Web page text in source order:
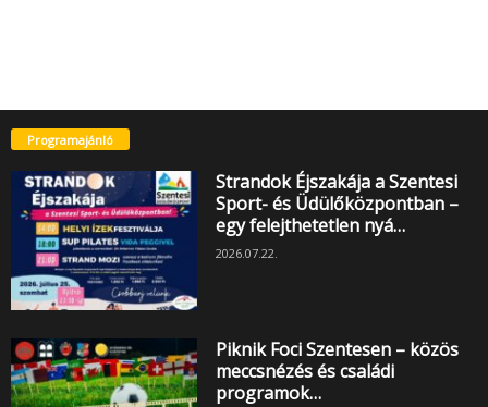
Programajánló
Strandok Éjszakája a Szentesi
Sport- és Üdülőközpontban –
egy felejthetetlen nyá…
2026.07.22.
Piknik Foci Szentesen – közös
meccsnézés és családi
programok…